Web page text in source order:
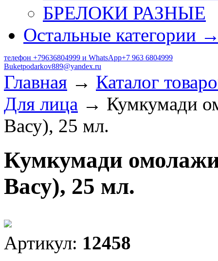
БРЕЛОКИ РАЗНЫЕ
Остальные категории
телефон +79636804999 и WhatsApp+7 963 6804999
Buketpodarkov889@yandex.ru
Главная → Каталог
Для лица → Кумкумади
Васу), 25 мл.
Кумкумади
Васу), 25 мл.
Артикул: 12458